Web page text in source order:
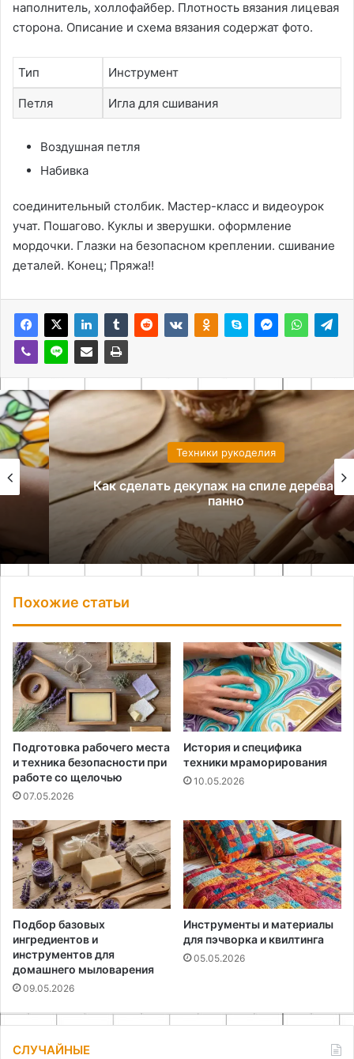
наполнитель, холлофайбер. Плотность вязания лицевая
сторона. Описание и схема вязания содержат фото.
Тип Инструмент
Петля Игла для сшивания
Воздушная петля
Набивка
соединительный столбик. Мастер-класс и видеоурок
учат. Пошагово. Куклы и зверушки. оформление
мордочки. Глазки на безопасном креплении. сшивание
деталей. Конец; Пряжа!!
Техники рукоделия
Как сделать декупаж на спиле дерева для
панно
Похожие статьи
Подготовка рабочего места
и техника безопасности при
работе со щелочью
07.05.2026
История и специфика
техники мраморирования
10.05.2026
Подбор базовых
ингредиентов и
инструментов для
домашнего мыловарения
09.05.2026
Инструменты и материалы
для пэчворка и квилтинга
05.05.2026
СЛУЧАЙНЫЕ